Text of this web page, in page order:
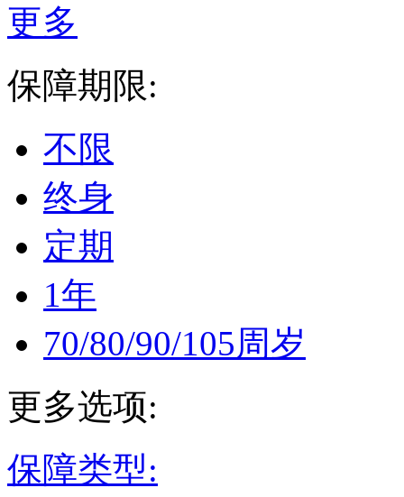
更多
保障期限:
不限
终身
定期
1年
70/80/90/105周岁
更多选项:
保障类型: